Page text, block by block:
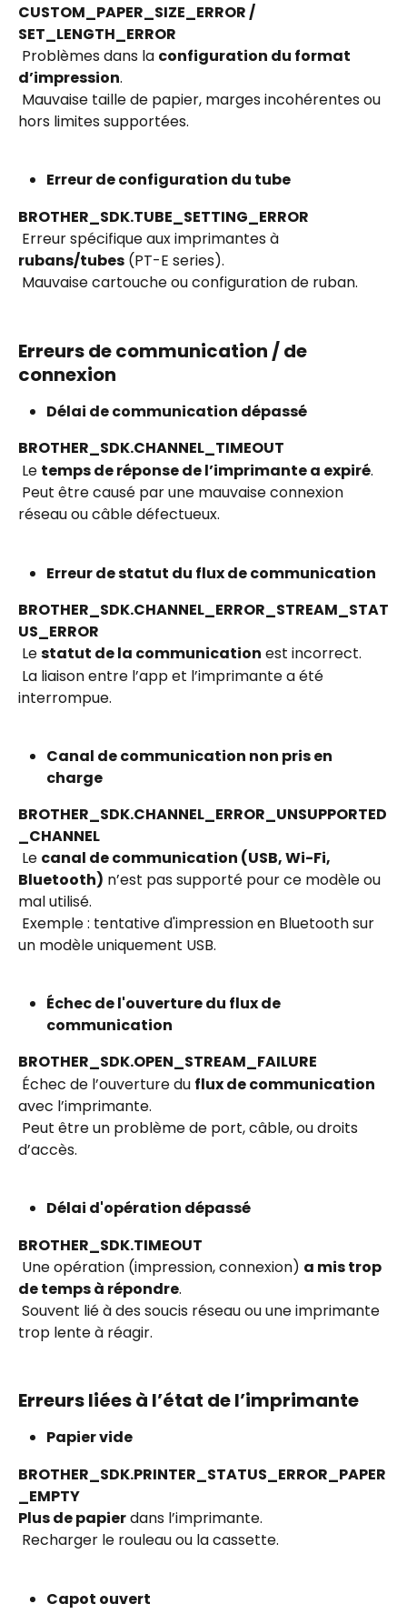
CUSTOM_PAPER_SIZE_ERROR /
SET_LENGTH_ERROR
Problèmes dans la configuration du format
d’impression.
hors limites supportées.
Erreur de configuration du tube
BROTHER_SDK.TUBE_SETTING_ERROR
Erreur spécifique aux imprimantes à
rubans/tubes (PT-E series).
Mauvaise cartouche ou configuration de ruban.
Erreurs de communication / de
connexion
Délai de communication dépassé
BROTHER_SDK.CHANNEL_TIMEOUT
Le temps de réponse de l’imprimante a expiré.
réseau ou câble défectueux.
Erreur de statut du flux de communication
BROTHER_SDK.CHANNEL_ERROR_STREAM_STAT
US_ERROR
Le statut de la communication est incorrect.
interrompue.
Canal de communication non pris en
charge
BROTHER_SDK.CHANNEL_ERROR_UNSUPPORTED
_CHANNEL
Le canal de communication (USB, Wi-Fi,
Bluetooth) n’est pas supporté pour ce modèle ou
mal utilisé.
un modèle uniquement USB.
Échec de l'ouverture du flux de
communication
BROTHER_SDK.OPEN_STREAM_FAILURE
Échec de l’ouverture du flux de communication
avec l’imprimante.
d’accès.
Délai d'opération dépassé
BROTHER_SDK.TIMEOUT
Une opération (impression, connexion) a mis trop
de temps à répondre.
trop lente à réagir.
Erreurs liées à l’état de l’imprimante
Papier vide
BROTHER_SDK.PRINTER_STATUS_ERROR_PAPER
_EMPTY
Plus de papier dans l’imprimante.
Recharger le rouleau ou la cassette.
Capot ouvert